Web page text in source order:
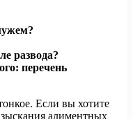
развода?
перечень
Если вы хотите
алиментных